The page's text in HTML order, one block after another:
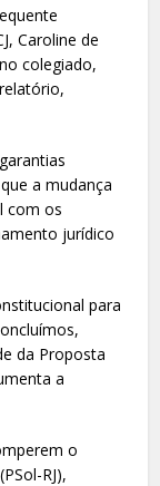
Caroline de
colegiado,
a mudança
com os
jurídico
para
da Proposta
a
o
RJ),